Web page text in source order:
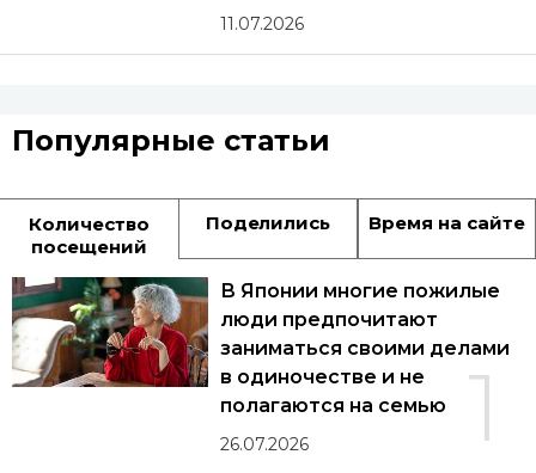
11.07.2026
Популярные статьи
Количество
посещений
Поделились Время на сайте
1
В Японии многие пожилые
люди предпочитают
заниматься своими делами
в одиночестве и не
полагаются на семью
26.07.2026